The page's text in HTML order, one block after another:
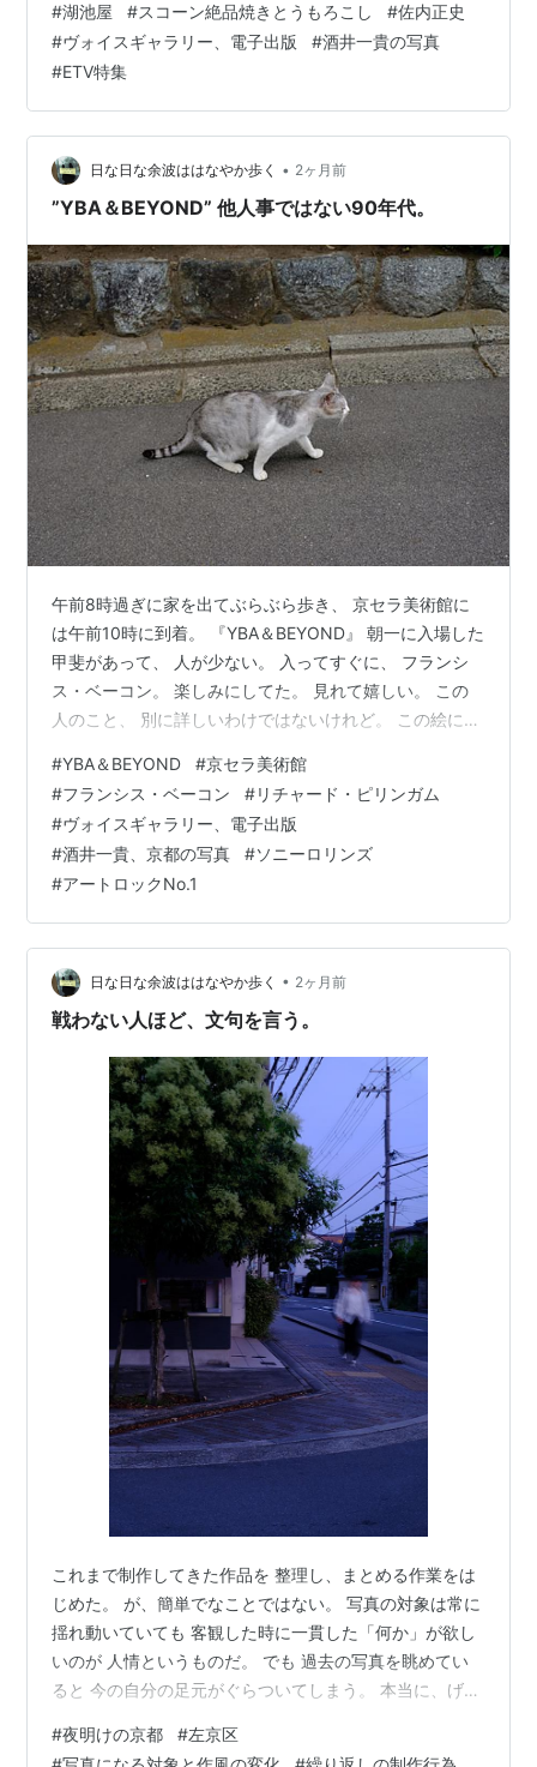
ライドショーにはめ込んで 編集する。 食い気に任せて
久しぶりのスナック菓子も食べた。 湖池屋スコーンの絶
品焼きとうもろこし。 食べ出したら止まらないね。 まも
なく午後4時。 もう今日は外に出ることはない。 若い頃
はこんなことがよくあったけど、 今はそんなもったいな
いことできない。…
#湖池屋 #スコーン絶品焼きとうもろこし #佐内正史
#ヴォイスギャラリー、電子出版 #酒井一貴の写真
#ETV特集
日な日な余波ははなやか歩く • 2ヶ月前
”YBA＆BEYOND” 他人事ではない90年代。
午前8時過ぎに家を出てぶらぶら歩き、 京セラ美術館に
は午前10時に到着。 『YBA＆BEYOND』 朝一に入場した
甲斐があって、 人が少ない。 入ってすぐに、 フランシ
ス・ベーコン。 楽しみにしてた。 見れて嬉しい。 この
人のこと、 別に詳しいわけではないけれど。 この絵に
展覧会の全部を鵜呑みにして 自分の作品制作に反映でき
るほど、 僕は若くもないのだけど、 元はとりたいという
貧乏根性は持っている。 ポップとは良いものだ。 その裏
の毒が浮き立つのが良い。 90年代という時間。 そうだ
ったのか。 20代の僕は自分のことで精一杯だったな。 あ
の…
#YBA＆BEYOND #京セラ美術館
#フランシス・ベーコン #リチャード・ピリンガム
#ヴォイスギャラリー、電子出版
#酒井一貴、京都の写真 #ソニーロリンズ
#アートロックNo.1
日な日な余波ははなやか歩く • 2ヶ月前
戦わない人ほど、文句を言う。
これまで制作してきた作品を 整理し、まとめる作業をは
じめた。 が、簡単でなことではない。 写真の対象は常に
揺れ動いていても 客観した時に一貫した「何か」が欲し
いのが 人情というものだ。 でも 過去の写真を眺めてい
ると 今の自分の足元がぐらついてしまう。 本当に、げん
う時間の中に存在する。 その胸の内を事細かに言葉にし
#夜明けの京都 #左京区